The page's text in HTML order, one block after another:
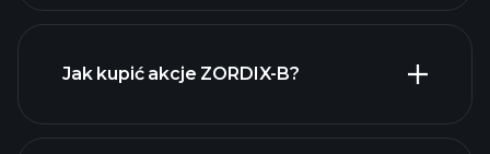
Jak kupić akcje ZORDIX-B?